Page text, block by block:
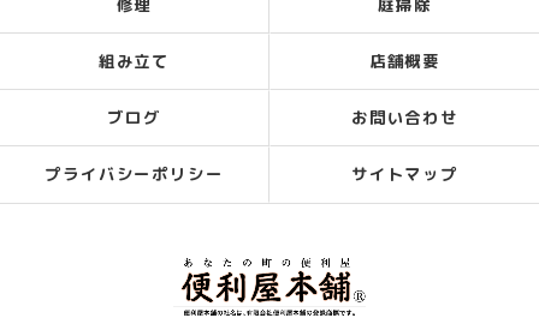
修理 庭掃除
組み立て 店舗概要
ブログ お問い合わせ
プライバシーポリシー サイトマップ